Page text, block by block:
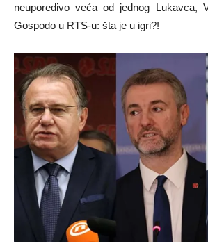
neuporedivo veća od jednog Lukavca,
Gospodo u RTS-u: šta je u igri?!